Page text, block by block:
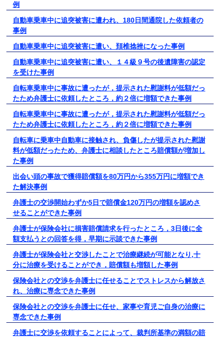
例
自動車乗車中に追突被害に遭われ、180日間通院した依頼者の
事例
自動車乗車中に追突被害に遭い、頚椎捻挫になった事例
自動車乗車中に追突被害に遭い、１４級９号の後遺障害の認定
を受けた事例
自転車乗車中に事故に遭ったが，提示された慰謝料が低額だっ
たため弁護士に依頼したところ，約２倍に増額できた事例
自転車乗車中に事故に遭ったが，提示された慰謝料が低額だっ
たため弁護士に依頼したところ，約２倍に増額できた事例
自転車に乗車中自動車に接触され、負傷したが提示された慰謝
料が低額だったため、弁護士に相談したところ賠償額が増加し
た事例
出会い頭の事故で獲得賠償額を80万円から355万円に増額でき
た解決事例
弁護士の交渉開始わずか5日で賠償金120万円の増額を認めさ
せることができた事例
弁護士が保険会社に損害賠償請求を行ったところ，3日後に全
額支払うとの回答を得，早期に示談できた事例
弁護士が保険会社と交渉したことで治療継続が可能となり,十
分に治療を受けることができ，賠償額も増額した事例
保険会社との交渉を弁護士に任せることでストレスから解放さ
れ、治療に専念できた事例
保険会社との交渉を弁護士に任せ、家事や育児ご自身の治療に
専念できた事例
弁護士に交渉を依頼することによって、裁判所基準の満額の賠